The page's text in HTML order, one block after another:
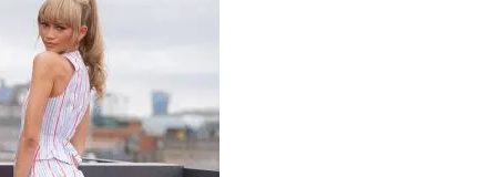
Cultura